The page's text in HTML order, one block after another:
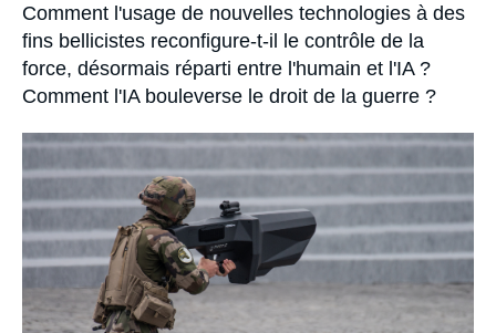
Comment l'usage de nouvelles technologies à des
fins bellicistes reconfigure-t-il le contrôle de la
force, désormais réparti entre l'humain et l'IA ?
Comment l'IA bouleverse le droit de la guerre ?
Image
médiatique